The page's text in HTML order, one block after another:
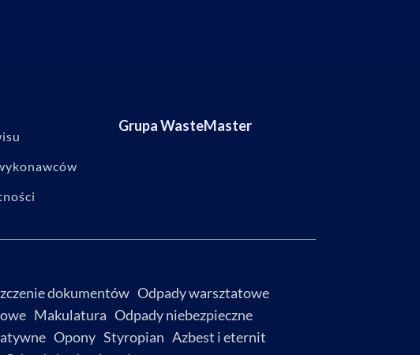
Grupa WasteMaster
dokumentów Odpady warsztatowe
Makulatura Odpady niebezpieczne
Opony Styropian Azbest i eternit